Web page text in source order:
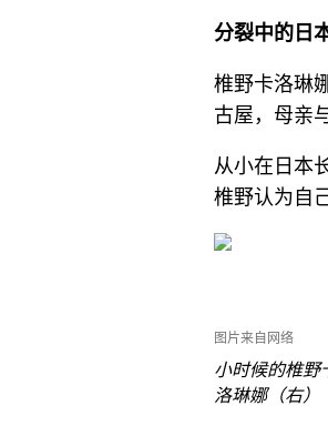
分裂中的日
椎野卡洛琳
古屋，母亲
从小在日本
椎野认为自
图片来自网络
小时候的椎野
洛琳娜（右）